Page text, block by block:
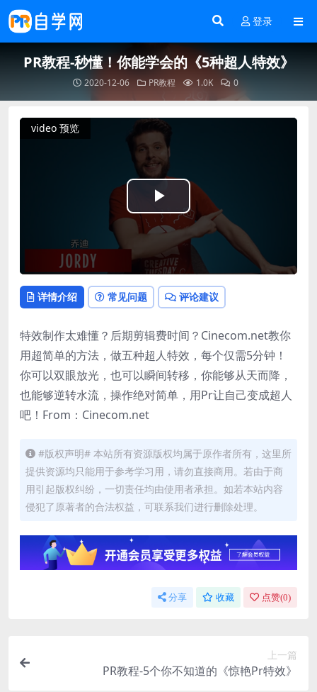
登录
PR教程-秒懂！你能学会的《5种超人特效》
2020-12-06 PR教程 1.0K 0
video 预览
Play
Video
详情介绍 常见问题 评论建议
特效制作太难懂？后期剪辑费时间？Cinecom.net教你
用超简单的方法，做五种超人特效，每个仅需5分钟！
你可以双眼放光，也可以瞬间转移，你能够从天而降，
也能够逆转水流，操作绝对简单，用Pr让自己变成超人
吧！From：Cinecom.net
#版权声明# 本站所有资源版权均属于原作者所有，这里所
提供资源均只能用于参考学习用，请勿直接商用。若由于商
用引起版权纠纷，一切责任均由使用者承担。如若本站内容
侵犯了原著者的合法权益，可联系我们进行删除处理。
分享 收藏 点赞(0)
上一篇
PR教程-5个你不知道的《惊艳Pr特效》